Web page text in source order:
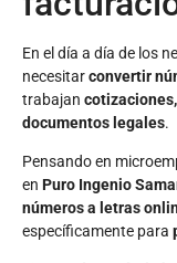
En el día a día de los
necesitarconvertir
trabajan
documentos legales.
Pensando en
en Puro Ingenio
números a letras
específicamente para